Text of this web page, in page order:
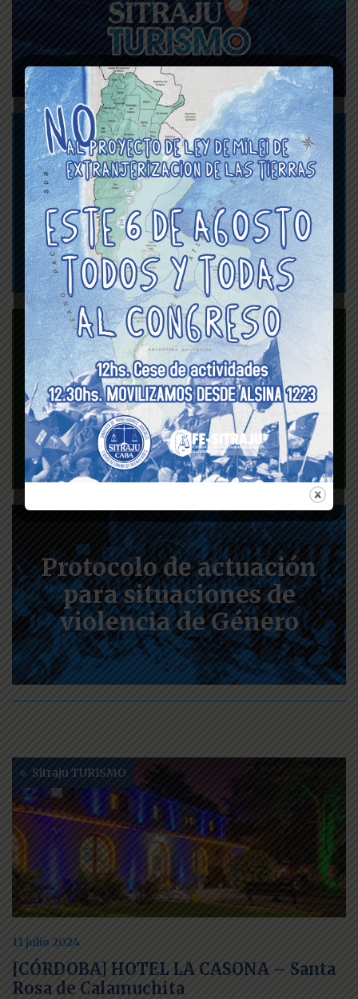
Asignaciones Familiares
y Viáticos del Poder
Judicial de la CABA
Seguro de vida
Protocolo de actuación
para situaciones de
violencia de Género
Sitraju TURISMO
11 julio 2024
[CÓRDOBA] HOTEL LA CASONA – Santa
Rosa de Calamuchita